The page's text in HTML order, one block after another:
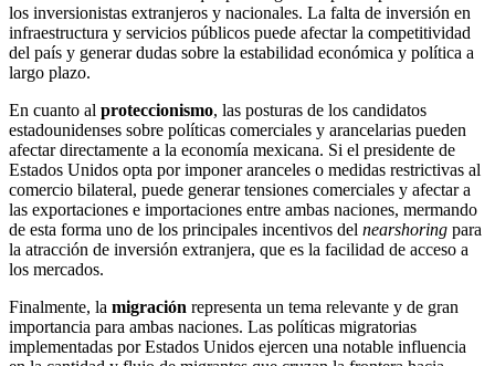
los inversionistas extranjeros y nacionales. La falta de inversión en
infraestructura y servicios públicos puede afectar la competitividad
del país y generar dudas sobre la estabilidad económica y política a
largo plazo.
En cuanto al proteccionismo, las posturas de los candidatos
estadounidenses sobre políticas comerciales y arancelarias pueden
afectar directamente a la economía mexicana. Si el presidente de
Estados Unidos opta por imponer aranceles o medidas restrictivas al
comercio bilateral, puede generar tensiones comerciales y afectar a
las exportaciones e importaciones entre ambas naciones, mermando
de esta forma uno de los principales incentivos del nearshoring para
la atracción de inversión extranjera, que es la facilidad de acceso a
los mercados.
Finalmente, la migración representa un tema relevante y de gran
importancia para ambas naciones. Las políticas migratorias
implementadas por Estados Unidos ejercen una notable influencia